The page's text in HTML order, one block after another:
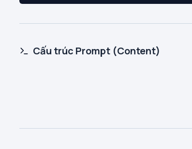
Cấu trúc Prompt (Content)